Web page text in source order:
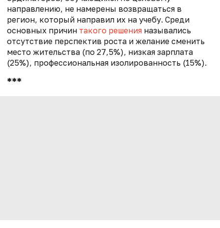
направлению, не намерены возвращаться в
регион, который направил их на учебу. Среди
основных причин такого решения назывались
отсутствие перспектив роста и желание сменить
место жительства (по 27,5%), низкая зарплата
(25%), профессиональная изолированность (15%).
***